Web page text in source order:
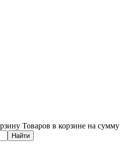
Товаров в корзине на сумму